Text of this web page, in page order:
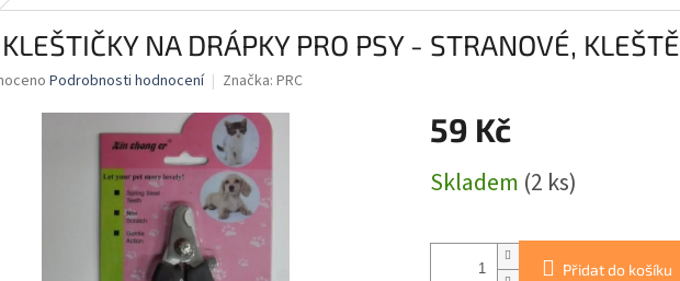
NA DRÁPKY PRO PSY - STRANOVÉ, KLEŠTĚ
Podrobnosti hodnocení Značka: PRC
59 Kč
cena:
Skladem (2 ks)
Přidat do košíku